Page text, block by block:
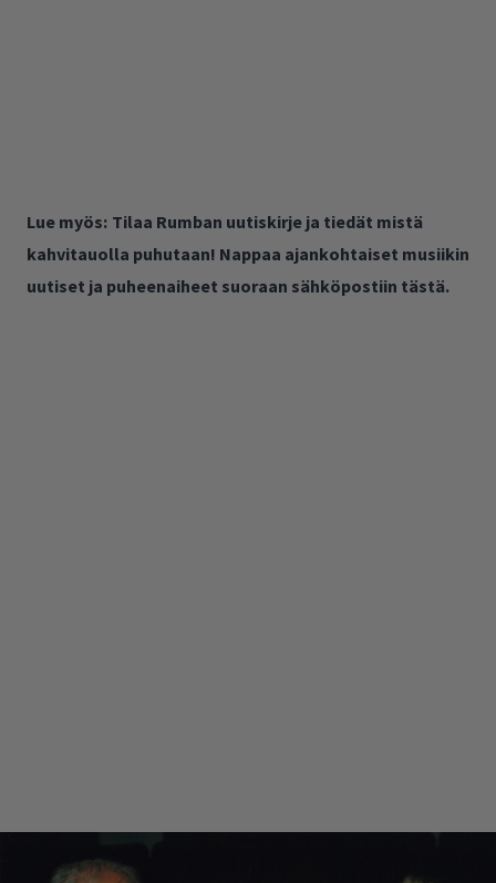
Lue myös: Tilaa Rumban uutiskirje ja tiedät mistä
kahvitauolla puhutaan! Nappaa ajankohtaiset musiikin
uutiset ja puheenaiheet suoraan sähköpostiin tästä.